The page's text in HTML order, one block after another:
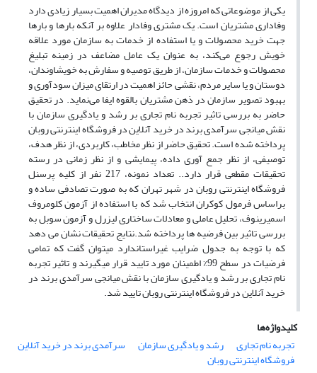
یکی از موضوعاتی که امروزه از دیدگاه مدیران اهمیت بسیار زیادی دارد
وفاداری مشتریان است. یک مشتری وفادار علاوه بر آنکه بارها و بارها
جهت خرید محصولات و یا استفاده از خدمات به سازمان مورد علاقه
خویش رجوع می‌کند، به عنوان یک عامل مضاعف در زمینه تبلیغ
محصولات و خدمات سازمان، از طریق توصیه و سفارش به خویشاوندان،
دوستان و یا سایر مردم، نقشی حائز اهمیت در ارتقای میزان سودآوری و
بهبود تصویر سازمان در ذهن مشتریان بالقوه ایفا می‌نماید. در تحقیق
حاضر به بررسی تاثیر تجربه نام تجاری بر رشد و یادگیری سازمان با
نقش میانجی سرآمدی برند در خرید آنلاین در فروشگاه اینترنتی روبان
پرداخته شده است. تحقیق حاضر از نظر مخاطب، ﮐﺎرﺑﺮدی، از نظر هدف،
توصیفی، از نظر جمع آوری داده، پیمایشی و از نظر زمانی در رسته
تحقیقات مقطعی قرار دارد.. تعداد نمونه، 217 نفر از کلیه پرسنل
فروشگاه اینترنتی روبان در شهر تهران که به صورت تصادفی ساده و
براساس فرمول کوکران انتخاب شد که با استفاده از آزمون کلومروف
اسمیرینوف، تحلیل عاملی و معادلات ساختاری لیزرل و آزمون سوبل به
بررسی تاثیر بین فرضیه ها پرداخته شد.نتایج تحقیقات نشان می دهد
که با توجه به جدول ضرایب غیراستاندارد می­توان گفت که تمامی
فرضیات در سطح 99% اطمینان مورد تایید قرار میگیرند و تاثیر تجربه
نام تجاری بر رشد و یادگیری سازمان با نقش میانجی سرآمدی برند در
خرید آنلاین در فروشگاه اینترنتی روبان تایید شد.
کلیدواژه‌ها
تجربه نام تجاری
رشد و یادگیری سازمان سرآمدی برند در خرید آنلاین
فروشگاه اینترنتی روبان